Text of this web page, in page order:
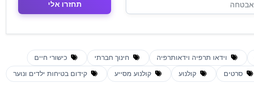
וידאו תרפיה וידאותרפיה חינוך חברתי כישורי חיים
סרטים קולנוע קולנוע מסייע קידום בטיחות ילדים ונוער